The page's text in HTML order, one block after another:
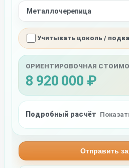
Учитывать цоколь /
ОРИЕНТИРОВОЧНАЯ
8 920 000 ₽
Подробный расчёт
Отправить